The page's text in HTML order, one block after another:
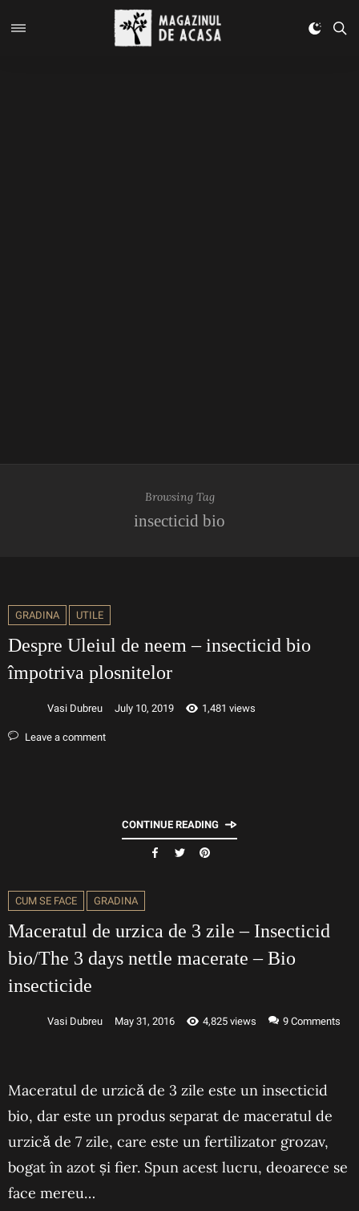
Browsing Tag
insecticid bio
GRADINA UTILE
Despre Uleiul de neem – insecticid bio
împotriva plosnitelor
Vasi Dubreu July 10, 2019 1,481 views
Leave a comment
CONTINUE READING
CUM SE FACE GRADINA
Maceratul de urzica de 3 zile – Insecticid
bio/The 3 days nettle macerate – Bio
insecticide
Vasi Dubreu May 31, 2016 4,825 views 9 Comments
Maceratul de urzică de 3 zile este un insecticid
bio, dar este un produs separat de maceratul de
urzică de 7 zile, care este un fertilizator grozav,
bogat în azot și fier. Spun acest lucru, deoarece se
face mereu…